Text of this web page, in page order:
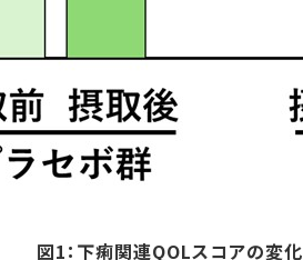
図1：下痢関連QOLスコアの変化